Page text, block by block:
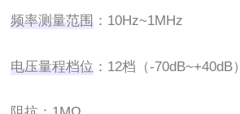
频率测量范围 ‌：10Hz~1MHz
电压量程档位 ‌：12档（-70dB~+40dB）